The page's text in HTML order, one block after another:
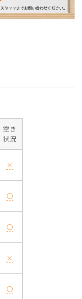
空き
状況
×
〇
〇
×
〇